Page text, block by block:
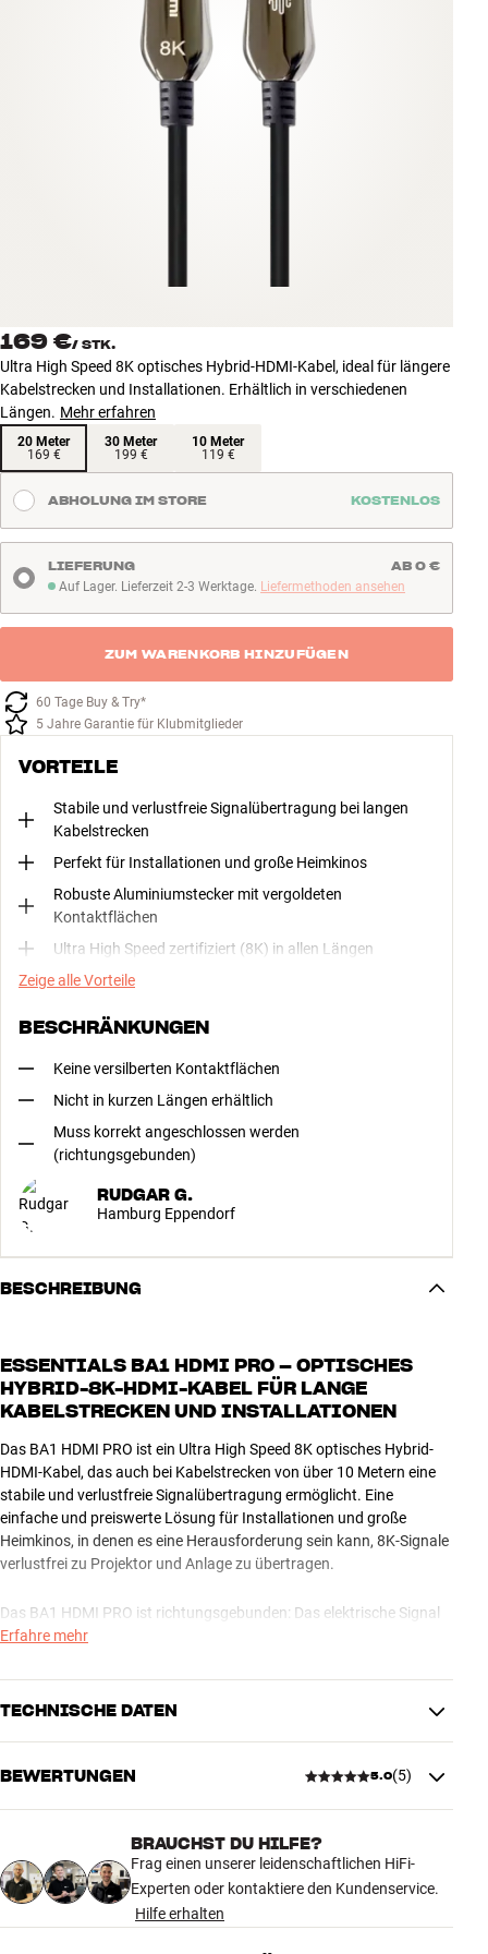
INSPIRATION
Anmelden
Kundendienst
Bauen mit Klang
169 €/ STK.
Ultra High Speed 8K optisches Hybrid-HDMI-Kabel, ideal für längere
Kabelstrecken und Installationen. Erhältlich in verschiedenen
Längen. Mehr erfahren
20 Meter
169 €
30 Meter
199 €
10 Meter
119 €
ABHOLUNG IM STORE KOSTENLOS
Auf Lager. Lieferzeit 2-3 Werktage
Auf Lager. Lieferzeit 2-3 Werktage. Liefermethoden ansehen
LIEFERUNG AB 0 €
ZUM WARENKORB HINZUFÜGEN
60 Tage Buy & Try*
5 Jahre Garantie für Klubmitglieder
VORTEILE
Stabile und verlustfreie Signalübertragung bei langen
Kabelstrecken
Perfekt für Installationen und große Heimkinos
Robuste Aluminiumstecker mit vergoldeten
Kontaktflächen
Ultra High Speed zertifiziert (8K) in allen Längen
Zeige alle Vorteile
BESCHRÄNKUNGEN
Keine versilberten Kontaktflächen
Nicht in kurzen Längen erhältlich
Muss korrekt angeschlossen werden
(richtungsgebunden)
RUDGAR G.
Hamburg Eppendorf
BESCHREIBUNG
ESSENTIALS BA1 HDMI PRO – OPTISCHES
HYBRID-8K-HDMI-KABEL FÜR LANGE
KABELSTRECKEN UND INSTALLATIONEN
Das BA1 HDMI PRO ist ein Ultra High Speed 8K optisches Hybrid-
HDMI-Kabel, das auch bei Kabelstrecken von über 10 Metern eine
stabile und verlustfreie Signalübertragung ermöglicht. Eine
einfache und preiswerte Lösung für Installationen und große
Heimkinos, in denen es eine Herausforderung sein kann, 8K-Signale
verlustfrei zu Projektor und Anlage zu übertragen.
Das BA1 HDMI PRO ist richtungsgebunden: Das elektrische Signal
wird am ersten Stecker in ein optisches Signal umgewandelt und
lange Übertragungswege, und dieses Kabel nutzt diese Technologie
auf elegante Weise. Es ist dreifach abgeschirmt, und die robusten
entwickelt wurde.
SOLLTE ICH HIGH SPEED ODER ULTRA HIGH SPEED
WÄHLEN?
Für den normalen TV-Gebrauch reicht ein High-Speed-HDMI-Kabel
Erfahre mehr
TECHNISCHE DATEN
VERBINDUNGEN
Stecker HDMI
PRODUKTDATEN
Ethernet-kompatibel
Ja
ARC-kompatibel
Ja
BEWERTUNGEN 5.0(5)
5.0
5 anzeigen
BRAUCHST DU HILFE?
Frag einen unserer leidenschaftlichen HiFi-
Experten oder kontaktiere den Kundenservice.
Hilfe erhalten